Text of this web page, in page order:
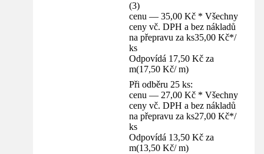
(3)
cenu — 35,00 Kč * Všechny
ceny vč. DPH a bez nákladů
na přepravu za ks35,00 Kč*/
ks
Odpovídá 17,50 Kč za
m(17,50 Kč/ m)
Při odběru 25 ks:
cenu — 27,00 Kč * Všechny
ceny vč. DPH a bez nákladů
na přepravu za ks27,00 Kč*/
ks
Odpovídá 13,50 Kč za
m(13,50 Kč/ m)